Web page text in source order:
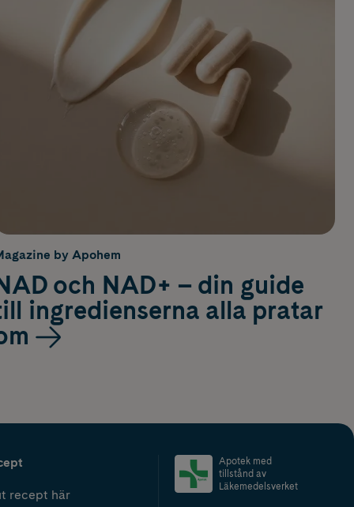
by Apohem
och NAD+ – din guide
ingredienserna alla pratar
recept här
Apotek med
tillstånd av
Läkemedelsverket